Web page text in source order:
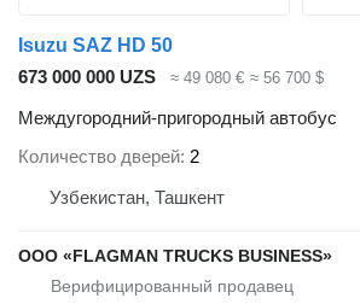
Isuzu SAZ HD 50
673 000 000 UZS
≈ 49 080 € ≈ 56 700 $
Междугородний-пригородный автобус
Количество дверей 2
Узбекистан, Ташкент
ООО «FLAGMAN TRUCKS BUSINESS»